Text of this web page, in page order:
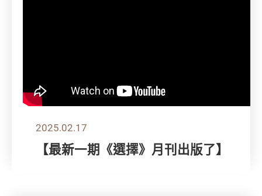
2025.02.17
【最新一期《選擇》月刊出版了】